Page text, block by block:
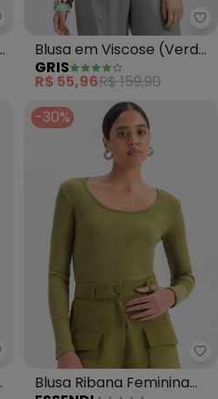
- Blusa com Botões
Blusa em Viscose (Verde
Claro)
GRIS
R$ 55,96R$ 159,90
- Blusa Feminina
-30%
Blusa Ribana Feminina